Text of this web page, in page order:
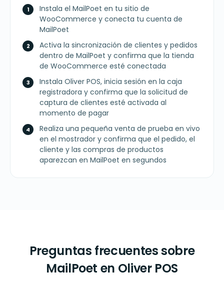
Instala el MailPoet en tu sitio de
WooCommerce y conecta tu cuenta de
MailPoet
Activa la sincronización de clientes y pedidos
dentro de MailPoet y confirma que la tienda
de WooCommerce esté conectada
Instala Oliver POS, inicia sesión en la caja
registradora y confirma que la solicitud de
captura de clientes esté activada al
momento de pagar
Realiza una pequeña venta de prueba en vivo
en el mostrador y confirma que el pedido, el
cliente y las compras de productos
aparezcan en MailPoet en segundos
Preguntas frecuentes sobre
MailPoet en Oliver POS